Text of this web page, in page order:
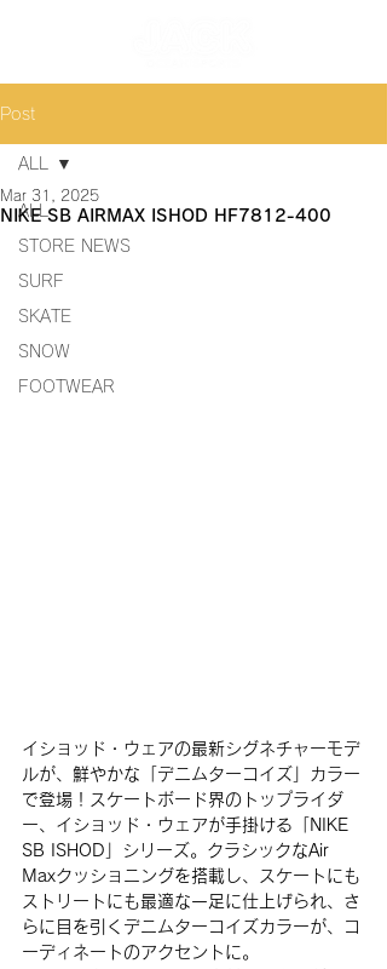
Post
ALL
STORE NEWS
SURF
SKATE
SNOW
FOOTWEAR
ALL
NIKE SB AIRMAX ISHOD HF7812-400
Mar 31, 2025
イショッド・ウェアの最新シグネチャーモデ
ルが、鮮やかな「デニムターコイズ」カラー
で登場！スケートボード界のトップライダ
ー、イショッド・ウェアが手掛ける「NIKE
SB ISHOD」シリーズ。クラシックなAir
Maxクッショニングを搭載し、スケートにも
ストリートにも最適な一足に仕上げられ、さ
らに目を引くデニムターコイズカラーが、コ
ーディネートのアクセントに。